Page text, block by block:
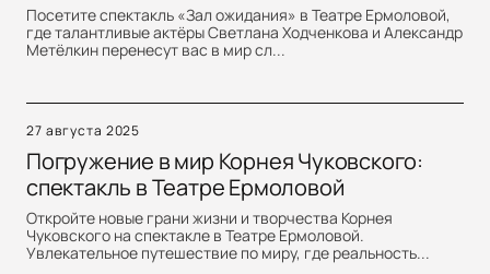
Посетите спектакль «Зал ожидания» в Театре Ермоловой,
где талантливые актёры Светлана Ходченкова и Александр
Метёлкин перенесут вас в мир сл...
27 августа 2025
Погружение в мир Корнея Чуковского:
спектакль в Театре Ермоловой
Откройте новые грани жизни и творчества Корнея
Чуковского на спектакле в Театре Ермоловой.
Увлекательное путешествие по миру, где реальность...